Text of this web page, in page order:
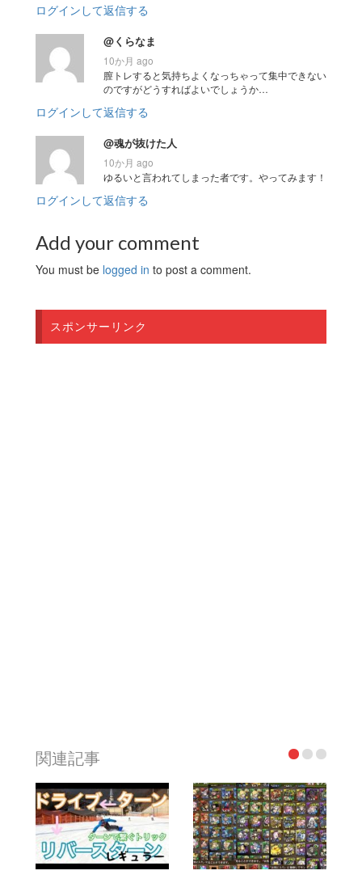
ログインして返信する
@くらなま
10か月 ago
膣トレすると気持ちよくなっちゃって集中できない
のですがどうすればよいでしょうか…
ログインして返信する
@魂が抜けた人
10か月 ago
ゆるいと言われてしまった者です。やってみます！
ログインして返信する
Add your comment
You must be logged in to post a comment.
スポンサーリンク
関連記事